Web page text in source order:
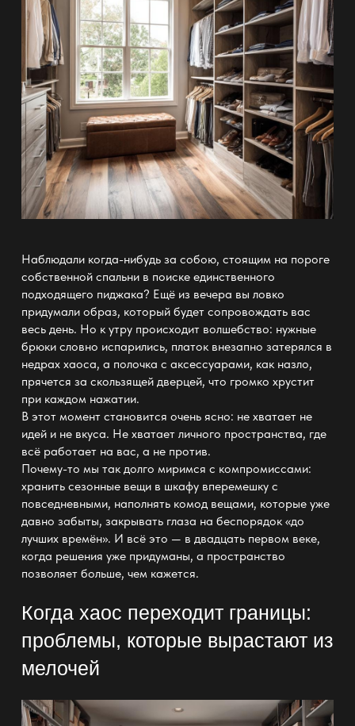
Наблюдали когда-нибудь за собою, стоящим на пороге
собственной спальни в поиске единственного
подходящего пиджака? Ещё из вечера вы ловко
придумали образ, который будет сопровождать вас
весь день. Но к утру происходит волшебство: нужные
брюки словно испарились, платок внезапно затерялся в
недрах хаоса, а полочка с аксессуарами, как назло,
прячется за скользящей дверцей, что громко хрустит
при каждом нажатии.
В этот момент становится очень ясно: не хватает не
идей и не вкуса. Не хватает личного пространства, где
всё работает на вас, а не против.
Почему-то мы так долго миримся с компромиссами:
хранить сезонные вещи в шкафувперемешку с
повседневными, наполнять комод вещами, которые уже
давно забыты, закрывать глаза на беспорядок «до
лучших времён». И всё это — в двадцать первом веке,
когда решения уже придуманы, а пространство
позволяет больше, чем кажется.
Когда хаос переходит границы:
проблемы, которые вырастают из
мелочей